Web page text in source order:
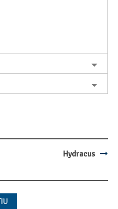
Hydracus